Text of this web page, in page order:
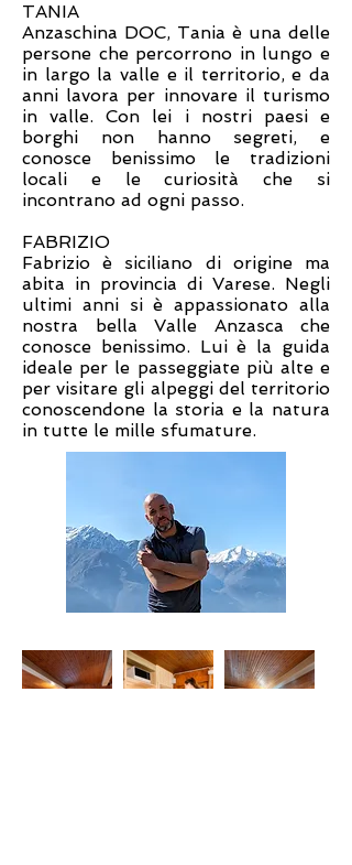
TANIA
Anzaschina DOC, Tania è una delle
persone che percorrono in lungo e
in largo la valle e il territorio, e da
anni lavora per innovare il turismo
in valle. Con lei i nostri paesi e
borghi non hanno segreti, e
conosce benissimo le tradizioni
locali e le curiosità che si
incontrano ad ogni passo.
FABRIZIO
Fabrizio è siciliano di origine ma
abita in provincia di Varese. Negli
ultimi anni si è appassionato alla
nostra bella Valle Anzasca che
conosce benissimo. Lui è la guida
ideale per le passeggiate più alte e
per visitare gli alpeggi del territorio
conoscendone la storia e la natura
in tutte le mille sfumature.